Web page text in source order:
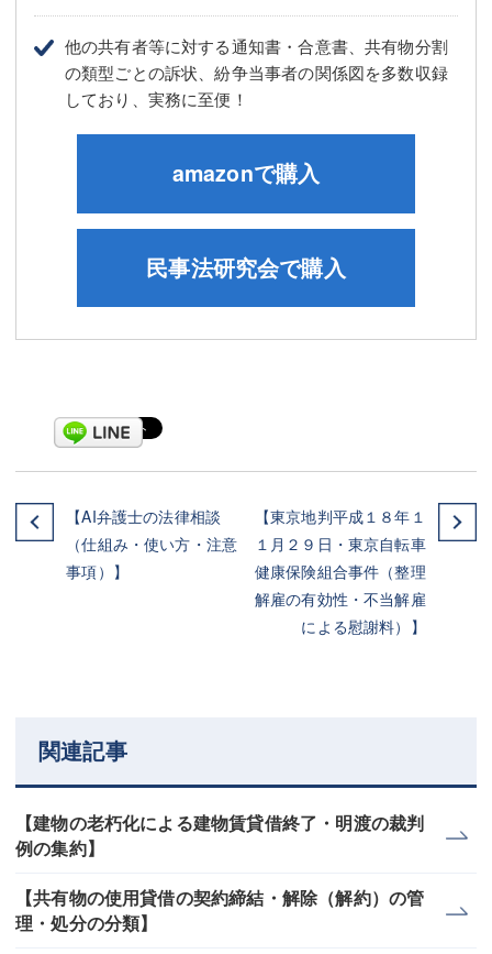
他の共有者等に対する通知書・合意書、共有物分割
の類型ごとの訴状、紛争当事者の関係図を多数収録
しており、実務に至便！
民事法研究会で購入
amazonで購入
【AI弁護士の法律相談
（仕組み・使い方・注意
事項）】
【東京地判平成１８年１
１月２９日・東京自転車
健康保険組合事件（整理
解雇の有効性・不当解雇
による慰謝料）】
関連記事
【建物の老朽化による建物賃貸借終了・明渡の裁判
例の集約】
【共有物の使用貸借の契約締結・解除（解約）の管
理・処分の分類】